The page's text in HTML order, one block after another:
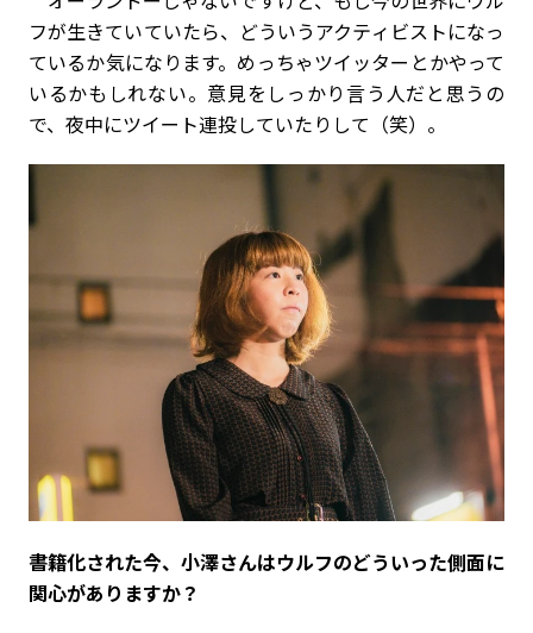
フが生きていていたら、どういうアクティビストになっ
ているか気になります。めっちゃツイッターとかやって
いるかもしれない。意見をしっかり言う人だと思うの
で、夜中にツイート連投していたりして（笑）。
――書籍化された今、小澤さんはウルフのどういった側面に
関心がありますか？